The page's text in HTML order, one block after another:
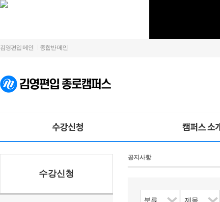
김영편입 메인 종합반 메인
수강신청 캠퍼스 소
수강신청
공지사항